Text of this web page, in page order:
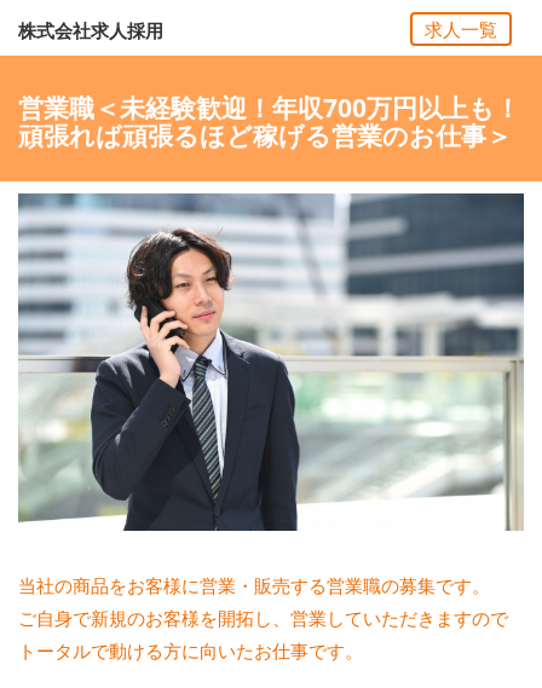
株式会社求人採用 求人一覧
営業職＜未経験歓迎！年収700万円以上も！
頑張れば頑張るほど稼げる営業のお仕事＞
当社の商品をお客様に営業・販売する営業職の募集です。
ご自身で新規のお客様を開拓し、営業していただきますので
トータルで動ける方に向いたお仕事です。